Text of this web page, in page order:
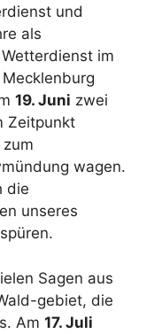
und
als
im
19. Juni zwei
Zeitpunkt
wagen.
die
unseres
Sagen aus
gebiet, die
Am 17. Juli